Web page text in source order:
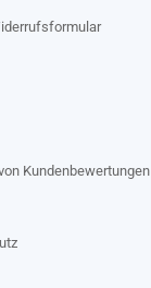
Kundenbewertungen